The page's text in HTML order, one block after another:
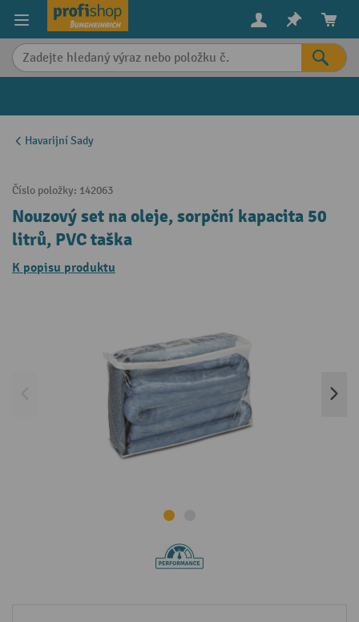
content
Havarijní Sady
Číslo položky: 142063
Nouzový set na oleje, sorpční kapacita 50
litrů, PVC taška
K popisu produktu